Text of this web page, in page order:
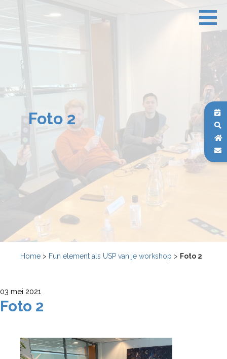
Foto 2
Home > Fun element als USP van je workshop > Foto 2
03 mei 2021
Foto 2